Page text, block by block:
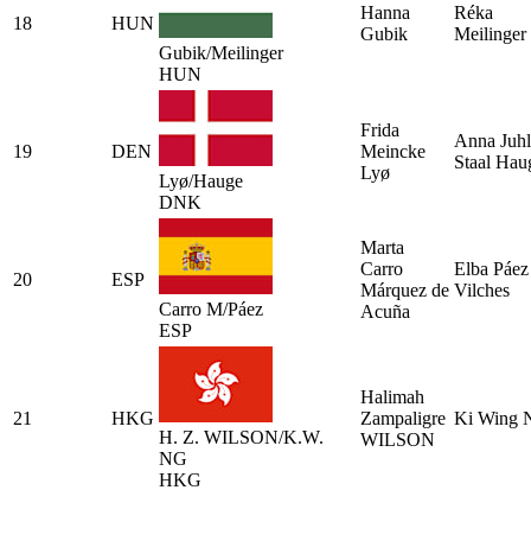
18
HUN
Gubik/Meilinger
HUN
Hanna
Gubik
Réka
Meilinger
19
DEN
Lyø/Hauge
DNK
Frida
Meincke
Lyø
Anna Juhl
Staal
20
ESP
Carro M/Páez
ESP
Marta
Carro
Márquez de
Acuña
Elba Páez
Vilches
21
HKG
H. Z. WILSON/K.W.
NG
HKG
Halimah
Zampaligre
WILSON
Ki Wing